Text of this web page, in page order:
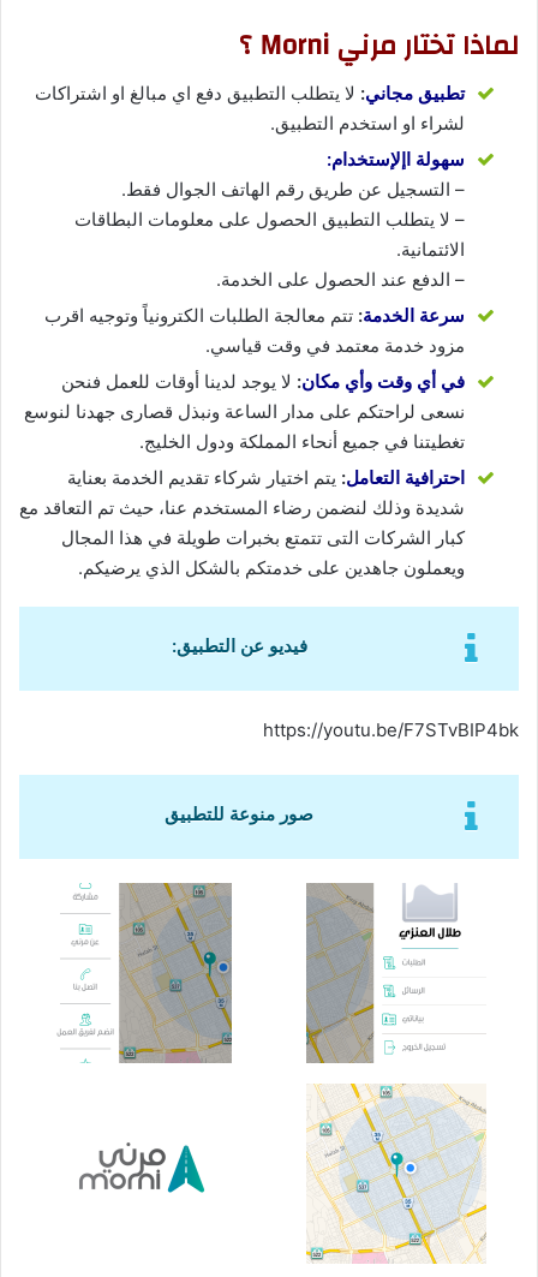
لماذا تختار مرني Morni ؟
تطبيق مجاني: لا يتطلب التطبيق دفع اي مبالغ او اشتراكات
لشراء او استخدم التطبيق.
سهولة اإلإستخدام:
– التسجيل عن طريق رقم الهاتف الجوال فقط.
– لا يتطلب التطبيق الحصول على معلومات البطاقات
الائتمانية.
– الدفع عند الحصول على الخدمة.
سرعة الخدمة: تتم معالجة الطلبات الكترونياً وتوجيه اقرب
مزود خدمة معتمد في وقت قياسي.
في أي وقت وأي مكان: لا يوجد لدينا أوقات للعمل فنحن
نسعى لراحتكم على مدار الساعة ونبذل قصارى جهدنا لنوسع
تغطيتنا في جميع أنحاء المملكة ودول الخليج.
احترافية التعامل: يتم اختيار شركاء تقديم الخدمة بعناية
شديدة وذلك لنضمن رضاء المستخدم عنا، حيث تم التعاقد مع
كبار الشركات التى تتمتع بخبرات طويلة في هذا المجال
ويعملون جاهدين على خدمتكم بالشكل الذي يرضيكم.
فيديو عن التطبيق:
https://youtu.be/F7STvBIP4bk
صور منوعة للتطبيق